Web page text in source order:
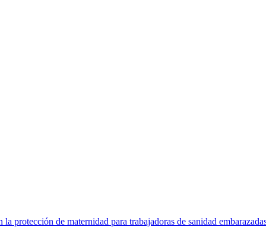
protección de maternidad para trabajadoras de sanidad